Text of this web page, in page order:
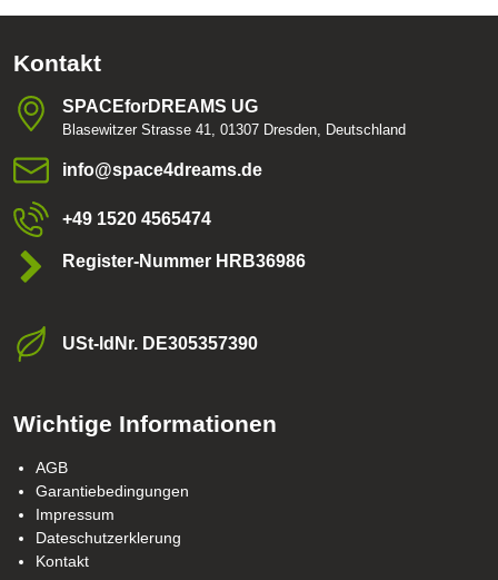
Kontakt
SPACEforDREAMS UG
Blasewitzer Strasse 41, 01307 Dresden, Deutschland
info​@space4dreams​.de
+49 1520 4565474
Register-Nummer HRB36986
USt-ldNr​. DE305357390
Wichtige Informationen
AGB
Garantiebedingungen
Impressum
Dateschutzerklerung
Kontakt